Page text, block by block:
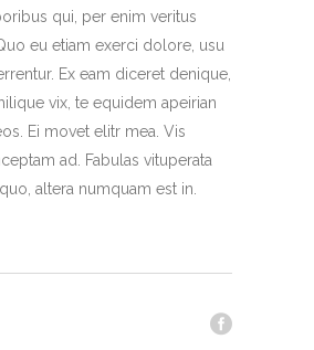
qui, per enim veritus
eu etiam exerci dolore, usu
Ex eam diceret denique,
vix, te equidem apeirian
Ei movet elitr mea. Vis
ad. Fabulas vituperata
altera numquam est in.